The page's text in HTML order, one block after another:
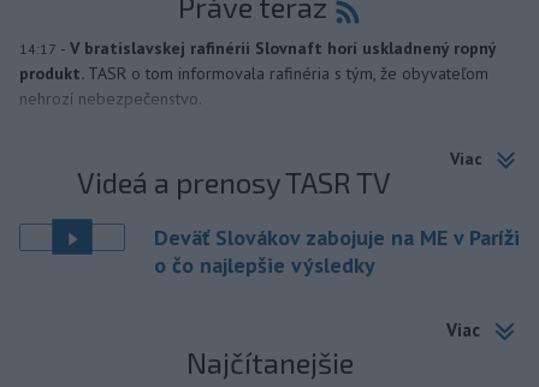
Práve teraz
14:17 - V bratislavskej rafinérii Slovnaft horí uskladnený ropný
produkt. TASR o tom informovala rafinéria s tým, že obyvateľom
nehrozí nebezpečenstvo.
Viac
Videá a prenosy TASR TV
Deväť Slovákov zabojuje na ME v Paríži
o čo najlepšie výsledky
Viac
Najčítanejšie